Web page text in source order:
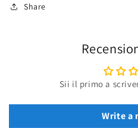
Share
Sii il primo a
Write a